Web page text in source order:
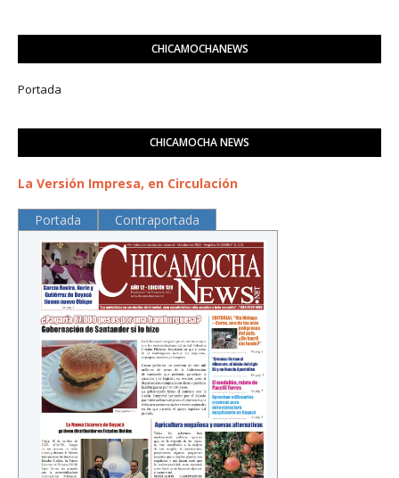
CHICAMOCHANEWS
Portada
CHICAMOCHA NEWS
La Versión Impresa, en Circulación
Portada Contraportada